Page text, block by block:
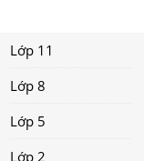
Lớp 11
Lớp 8
Lớp 5
Lớp 2